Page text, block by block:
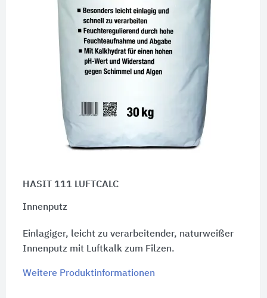
HASIT 111 LUFTCALC
Innenputz
Einlagiger, leicht zu verarbeitender, naturweißer
Innenputz mit Luftkalk zum Filzen.
Weitere Produktinformationen